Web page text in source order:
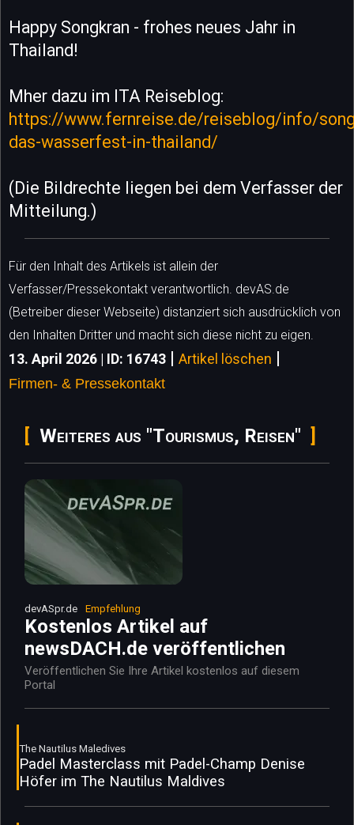
Happy Songkran - frohes neues Jahr in
Thailand!
Mher dazu im ITA Reiseblog:
https://www.fernreise.de/reiseblog/info/
das-wasserfest-in-thailand/
(Die Bildrechte liegen bei dem Verfasser der
Mitteilung.)
Für den Inhalt des Artikels ist allein der
Verfasser/Pressekontakt verantwortlich. devAS.de
(Betreiber dieser Webseite) distanziert sich ausdrücklich von
den Inhalten Dritter und macht sich diese nicht zu eigen.
13. April 2026 | ID: 16743 | Artikel löschen |
Firmen- & Pressekontakt
Weiteres aus "Tourismus, Reisen"
devASpr.de Empfehlung
Kostenlos Artikel auf
newsDACH.de veröffentlichen
Veröffentlichen Sie Ihre Artikel kostenlos auf diesem
Portal
The Nautilus Maledives
Padel Masterclass mit Padel-Champ Denise
Höfer im The Nautilus Maldives